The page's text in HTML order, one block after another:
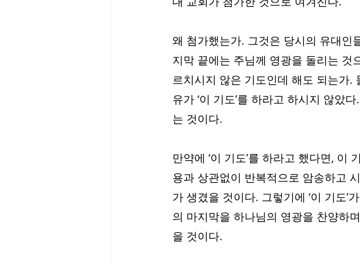
왜 첨가했는가. 그것은 당시의 유대인
지막 끝에는 주님께 영광을 돌리는 것
르치시지 않은 기도인데 해도 되는가.
유가 ‘이 기도’를 하라고 하시지 않았
는 것이다.
만약에 ‘이 기도’를 하라고 했다면,
용과 상관없이 반복적으로 암송하고
가 생겼을 것이다. 그렇기에 ‘이 기도’
의 마지막을 하나님의 영광을 찬양하
을 것이다.